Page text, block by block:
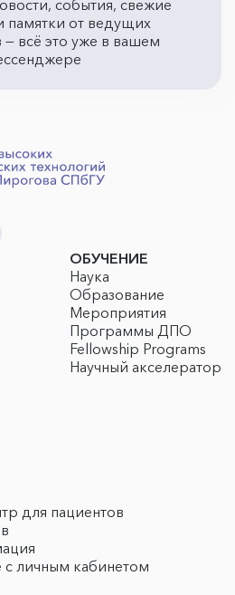
события, свежие
памятки от ведущих
— всё это уже в вашем
ОБУЧЕНИЕ
Наука
Образование
Мероприятия
Программы ДПО
Fellowship Programs
Научный акселератор
для пациентов
с личным кабинетом